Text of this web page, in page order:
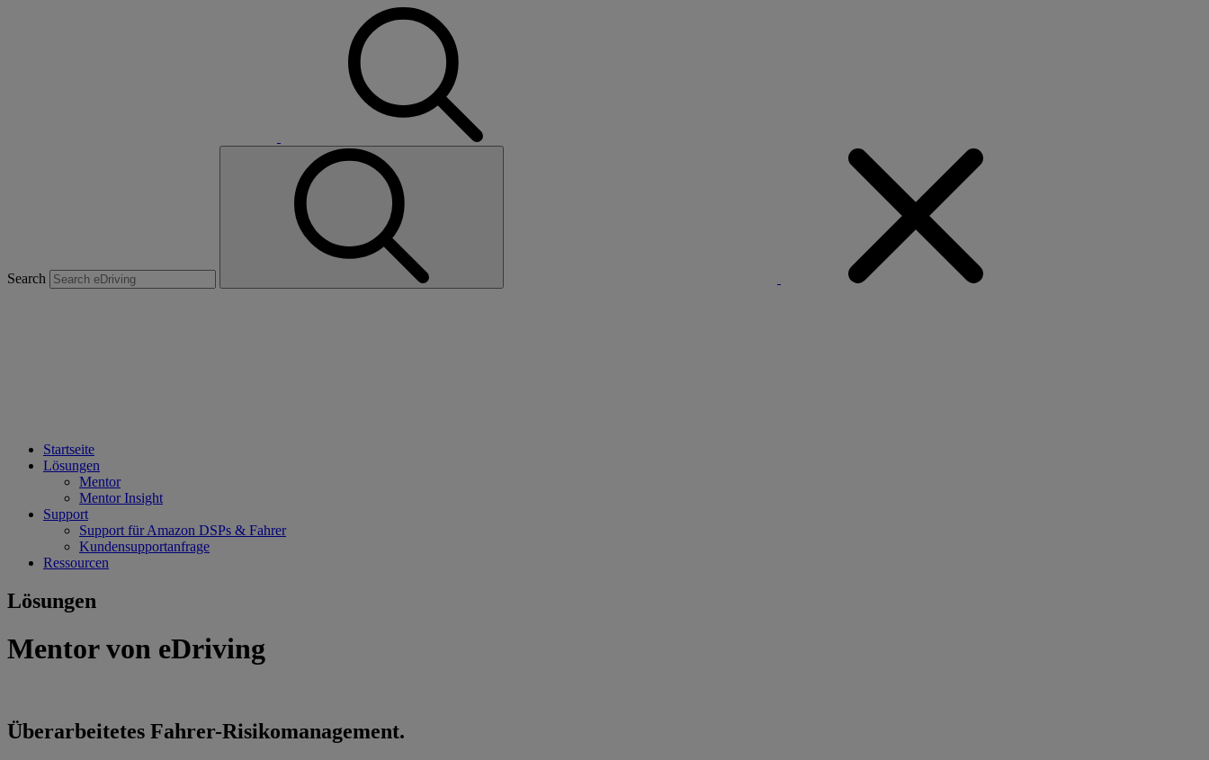
Search
Startseite
Lösungen
Mentor
Mentor Insight
Support
Support für Amazon DSPs & Fahrer
Kundensupportanfrage
Ressourcen
Lösungen
Mentor von eDriving
Überarbeitetes Fahrer-Risikomanagement.